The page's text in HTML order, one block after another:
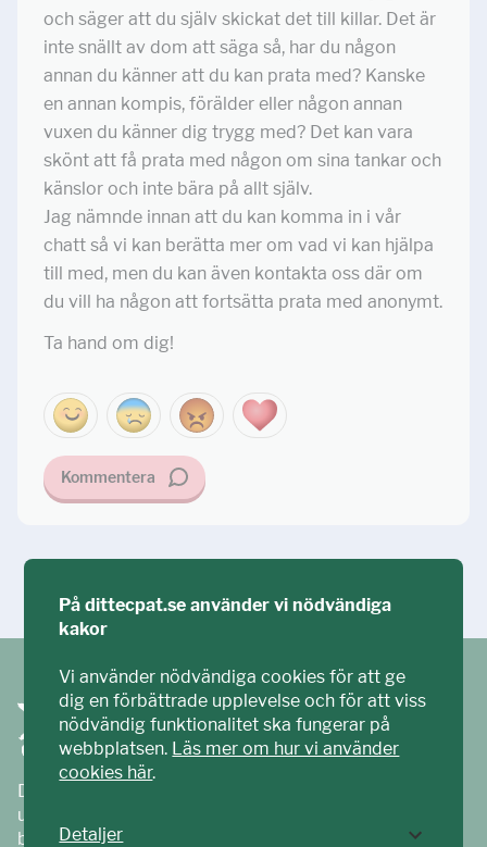
och säger att du själv skickat det till killar. Det är
inte snällt av dom att säga så, har du någon
annan du känner att du kan prata med? Kanske
en annan kompis, förälder eller någon annan
vuxen du känner dig trygg med? Det kan vara
skönt att få prata med någon om sina tankar och
känslor och inte bära på allt själv.
Jag nämnde innan att du kan komma in i vår
chatt så vi kan berätta mer om vad vi kan hjälpa
till med, men du kan även kontakta oss där om
du vill ha någon att fortsätta prata med anonymt.
Ta hand om dig!
Kommentera
Ditt ECPAT har tagits fram tillsammans med barn och
unga. Vi är en del av ECPAT Sverige – en
barnrättsorganisation som arbetar mot sexuell
På dittecpat.se använder vi nödvändiga
kakor
Vi använder nödvändiga cookies för att ge
dig en förbättrade upplevelse och för att viss
nödvändig funktionalitet ska fungerar på
webbplatsen. Läs mer om hur vi använder
cookies här.
Detaljer